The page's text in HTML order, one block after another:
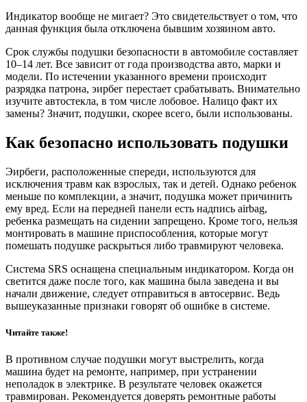
Индикатор вообще не мигает? Это свидетельствует о том, что
данная функция была отключена бывшим хозяином авто.
Срок службы подушки безопасности в автомобиле составляет
10–14 лет. Все зависит от года производства авто, марки и
модели. По истечении указанного времени происходит
разрядка патрона, эирбег перестает срабатывать. Внимательно
изучите автостекла, в том числе лобовое. Налицо факт их
замены? Значит, подушки, скорее всего, были использованы.
Как безопасно использовать подушки
Эирбеги, расположенные спереди, используются для
исключения травм как взрослых, так и детей. Однако ребенок
меньше по комплекции, а значит, подушка может причинить
ему вред. Если на передней панели есть надпись airbag,
ребенка размещать на сидении запрещено. Кроме того, нельзя
монтировать в машине приспособления, которые могут
помешать подушке раскрыться либо травмируют человека.
Система SRS оснащена специальным индикатором. Когда он
светится даже после того, как машина была заведена и вы
начали движение, следует отправиться в автосервис. Ведь
вышеуказанные признаки говорят об ошибке в системе.
Читайте также!
В противном случае подушки могут выстрелить, когда
машина будет на ремонте, например, при устранении
неполадок в электрике. В результате человек окажется
травмирован. Рекомендуется доверять ремонтные работы